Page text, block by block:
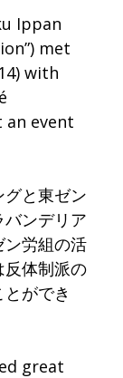
Ippan
met
with
an event
と東ゼン
バンデリア
ン労組の活
体制派の
ができ
great